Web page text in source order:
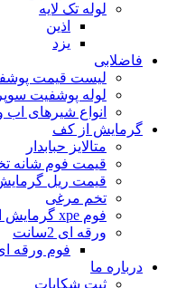
لوله تک لایه
اذین
یزد
فاضلابی
لیست قیمت
لوله پوشفیت
انواع شیرهای
گرمایش از کف
متالایز حبابدار
قیمت فوم شانه
قیمت ریل
تخم مرغی
فوم xpe گرمایش از کف
ورقه ای 2سانت
فوم ورقه
درباره ما
ثبت شکایات